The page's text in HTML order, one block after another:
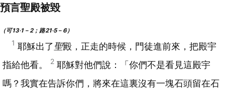
預言聖殿被毀
（可13‧1－2；路21‧5－6）
1 耶穌出了聖殿，正走的時候，門徒進前來，把殿宇
指給他看。
2 耶穌對他們說：「你們不是看見這殿宇
嗎？我實在告訴你們，將來在這裏沒有一塊石頭留在石